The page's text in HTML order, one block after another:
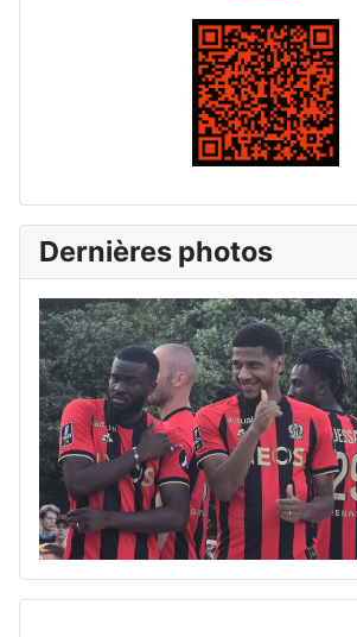
Dernières photos